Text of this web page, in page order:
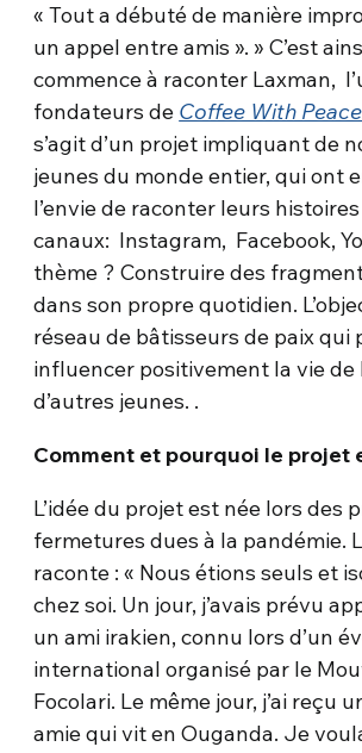
« Tout a débuté de manière
un appel entre amis ». » C’est
commence à raconter Laxman,
fondateurs de Coffee With
s’agit d’un projet impliquant de
jeunes du monde entier, qui ont
l’envie de raconter leurs
canaux: Instagram, Facebook,
thème ? Construire des
dans son propre quotidien.
réseau de bâtisseurs de paix qui
influencer positivement la vie de
d’autres jeunes. .
Comment et pourquoi le projet
L’idée du projet est née lors des
fermetures dues à la pandémie.
raconte : « Nous étions seuls et
chez soi. Un jour, j’avais prévu
un ami irakien, connu lors d’un
international organisé par le
Focolari. Le même jour, j’ai reçu
amie qui vit en Ouganda. Je